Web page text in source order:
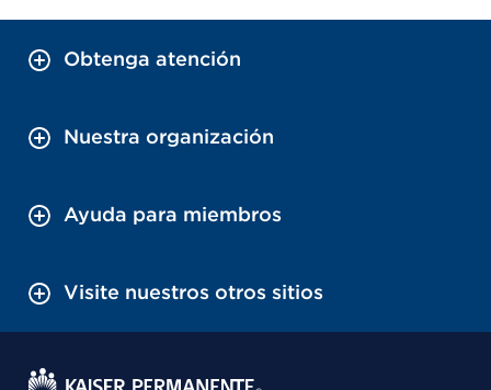
Obtenga atención
Nuestra organización
Ayuda para miembros
Visite nuestros otros sitios